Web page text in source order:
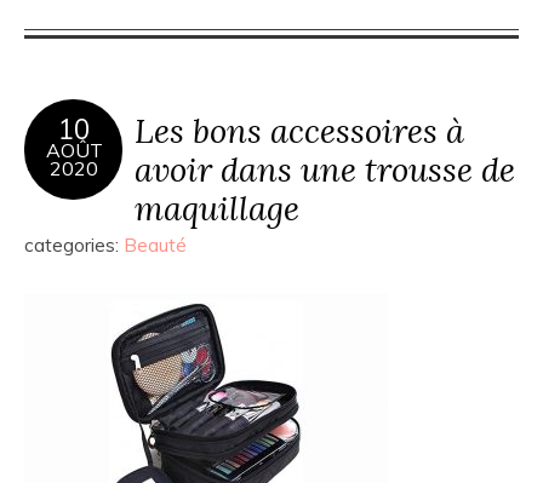
10
AOÛT
2020
Les bons accessoires à
avoir dans une trousse de
maquillage
categories: Beauté